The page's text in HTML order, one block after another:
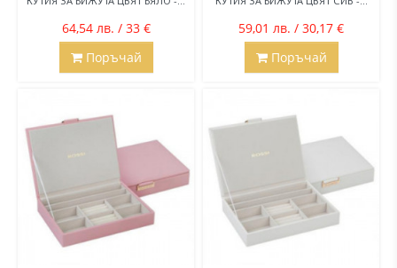
64,54 лв. / 33 €
Поръчай
59,01 лв. / 30,17 €
Поръчай